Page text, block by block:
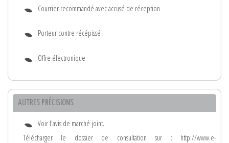
Courrier recommandé avec accusé de réception
Porteur contre récépissé
Offre électronique
AUTRES PRÉCISIONS
Voir l'avis de marché joint.
Télécharger le dossier de consultation sur : http://www.e-